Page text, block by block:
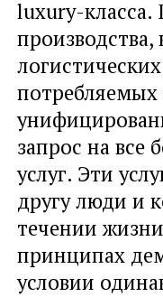
luxury-класса.
производства,
потребляемых
запрос на все
услуг. Эти
другу люди и
течении
принципах
условии